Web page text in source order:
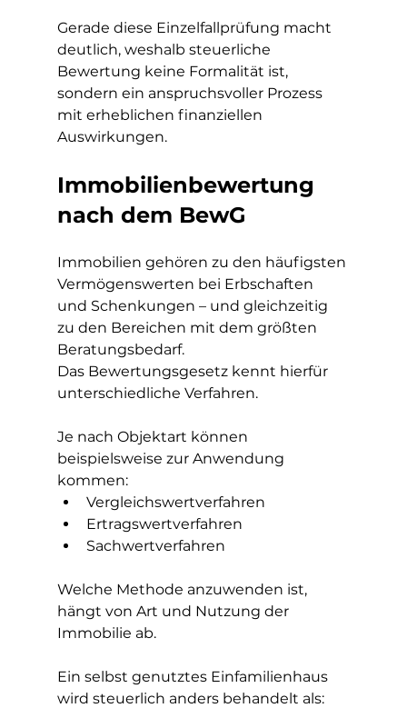
Gerade diese Einzelfallprüfung macht
deutlich, weshalb steuerliche
Bewertung keine Formalität ist,
sondern ein anspruchsvoller Prozess
mit erheblichen finanziellen
Auswirkungen.
Immobilienbewertung
nach dem BewG
Immobilien gehören zu den häufigsten
Vermögenswerten bei Erbschaften
und Schenkungen – und gleichzeitig
zu den Bereichen mit dem größten
Beratungsbedarf.
Das Bewertungsgesetz kennt hierfür
unterschiedliche Verfahren.
Je nach Objektart können
beispielsweise zur Anwendung
kommen:
Vergleichswertverfahren
Ertragswertverfahren
Sachwertverfahren
Welche Methode anzuwenden ist,
hängt von Art und Nutzung der
Immobilie ab.
Ein selbst genutztes Einfamilienhaus
wird steuerlich anders behandelt als: